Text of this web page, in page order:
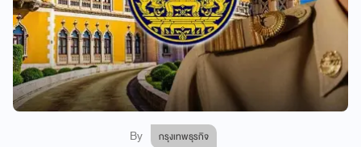
By กรุงเทพธุรกิจ